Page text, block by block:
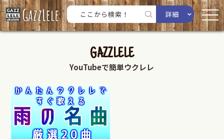
詳細
GAZZLELE
YouTubeで簡単ウクレレ